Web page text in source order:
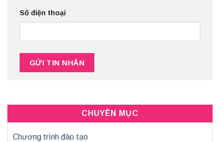
Số điện thoại
CHUYÊN MỤC
Chương trình đào tạo